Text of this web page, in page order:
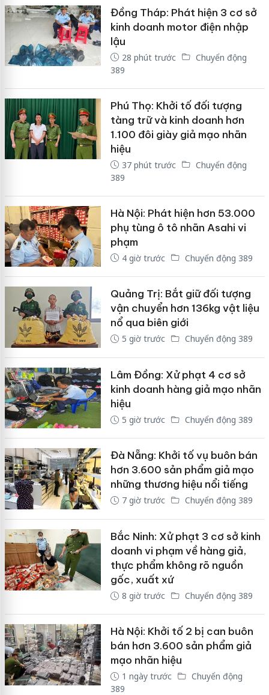
Đồng Tháp: Phát hiện 3 cơ sở
kinh doanh motor điện nhập
lậu
28 phút trước
Chuyển động
389
Phú Thọ: Khởi tố đối tượng
tàng trữ và kinh doanh hơn
1.100 đôi giày giả mạo nhãn
hiệu
37 phút trước
Chuyển động
389
Hà Nội: Phát hiện hơn 53.000
phụ tùng ô tô nhãn Asahi vi
phạm
4 giờ trước Chuyển động 389
Quảng Trị: Bắt giữ đối tượng
vận chuyển hơn 136kg vật liệu
nổ qua biên giới
5 giờ trước Chuyển động 389
Lâm Đồng: Xử phạt 4 cơ sở
kinh doanh hàng giả mạo nhãn
hiệu
5 giờ trước Chuyển động 389
Đà Nẵng: Khởi tố vụ buôn bán
hơn 3.600 sản phẩm giả mạo
những thương hiệu nổi tiếng
7 giờ trước Chuyển động 389
Bắc Ninh: Xử phạt 3 cơ sở kinh
doanh vi phạm về hàng giả,
thực phẩm không rõ nguồn
gốc, xuất xứ
8 giờ trước Chuyển động 389
Hà Nội: Khởi tố 2 bị can buôn
bán hơn 3.600 sản phẩm giả
mạo nhãn hiệu
1 ngày trước
Chuyển động
389